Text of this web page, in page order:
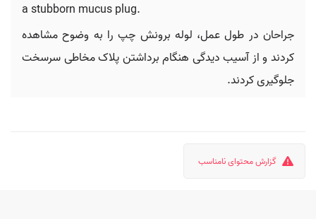
a stubborn mucus plug.
جراحان در طول عمل، لوله برونش چپ را به وضوح مشاهده
کردند و از آسیب دیدگی هنگام برداشتن پلاک مخاطی سرسخت
جلوگیری کردند.
گزارش محتوای نامناسب